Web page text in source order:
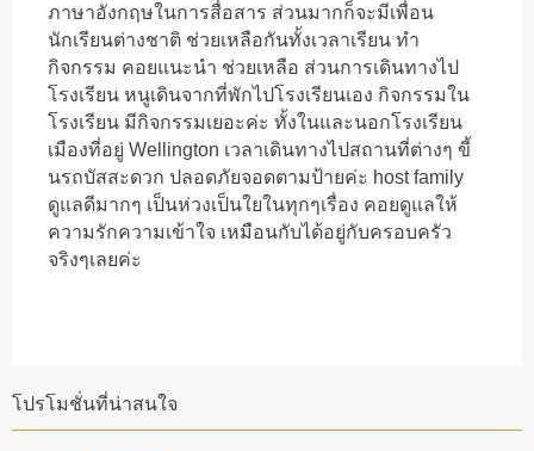
ภาษาอังกฤษในการสื่อสาร ส่วนมากก็จะมีเพื่อน
นักเรียนต่างชาติ ช่วยเหลือกันทั้งเวลาเรียน ทำ
กิจกรรม คอยแนะนำ ช่วยเหลือ ส่วนการเดินทางไป
โรงเรียน หนูเดินจากที่พักไปโรงเรียนเอง กิจกรรมใน
โรงเรียน มีกิจกรรมเยอะค่ะ ทั้งในและนอกโรงเรียน
เมืองที่อยู่ Wellington เวลาเดินทางไปสถานที่ต่างๆ ขี้
นรถบัสสะดวก ปลอดภัยจอดตามป้ายค่ะ host family
ดูแลดีมากๆ เป็นห่วงเป็นใยในทุกๆเรื่อง คอยดูแลให้
ความรักความเข้าใจ เหมือนกับได้อยู่กับครอบครัว
จริงๆเลยค่ะ
โปรโมชั่นที่น่าสนใจ